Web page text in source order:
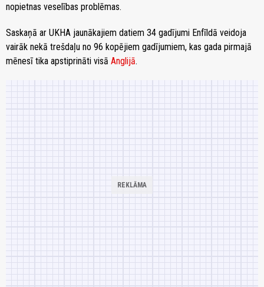
nopietnas veselības problēmas.
Saskaņā ar UKHA jaunākajiem datiem 34 gadījumi Enfīldā veidoja
vairāk nekā trešdaļu no 96 kopējiem gadījumiem, kas gada pirmajā
mēnesī tika apstiprināti visā Anglijā.